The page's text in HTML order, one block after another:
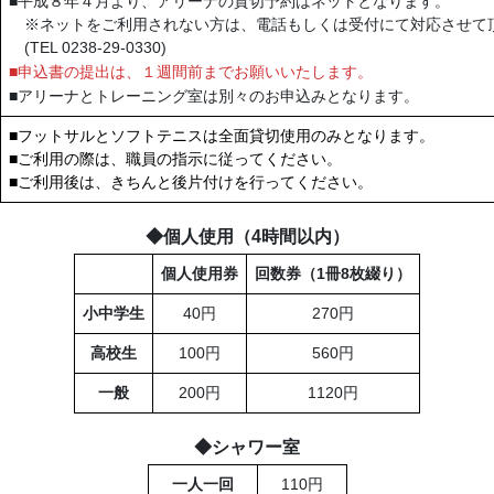
※ネットをご利用されない方は、電話もしくは受付にて対応させて
(TEL 0238-29-0330)
■申込書の提出は、１週間前までお願いいたします。
■アリーナとトレーニング室は別々のお申込みとなります。
■フットサルとソフトテニスは全面貸切使用のみとなります。
■ご利用の際は、職員の指示に従ってください。
■ご利用後は、きちんと後片付けを行ってください。
◆個人使用（4時間以内）
個人使用券 回数券（1冊8枚綴り）
小中学生 40円 270円
高校生 100円 560円
一般 200円 1120円
◆シャワー室
一人一回 110円